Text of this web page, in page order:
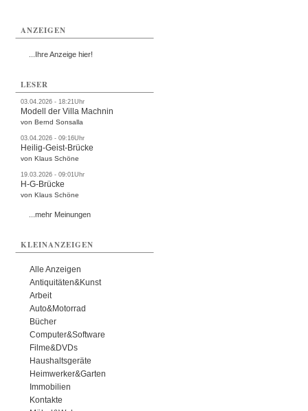
ANZEIGEN
...Ihre Anzeige hier!
LESER
03.04.2026 - 18:21Uhr
Modell der Villa Machnin
von Bernd Sonsalla
03.04.2026 - 09:16Uhr
Heilig-Geist-Brücke
von Klaus Schöne
19.03.2026 - 09:01Uhr
H-G-Brücke
von Klaus Schöne
...mehr Meinungen
KLEINANZEIGEN
Alle Anzeigen
Antiquitäten&Kunst
Arbeit
Auto&Motorrad
Bücher
Computer&Software
Filme&DVDs
Haushaltsgeräte
Heimwerker&Garten
Immobilien
Kontakte